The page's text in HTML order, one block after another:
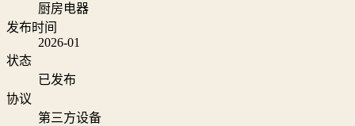
厨房电器
发布时间
2026-01
状态
已发布
协议
第三方设备